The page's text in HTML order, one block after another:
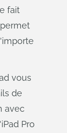
fait
vous
de
avec
Pro